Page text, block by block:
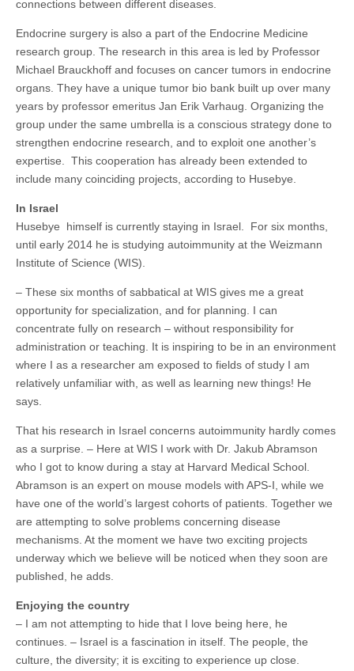
connections between different diseases.
Endocrine surgery is also a part of the Endocrine Medicine
research group. The research in this area is led by Professor
Michael Brauckhoff and focuses on cancer tumors in endocrine
organs. They have a unique tumor bio bank built up over many
years by professor emeritus Jan Erik Varhaug. Organizing the
group under the same umbrella is a conscious strategy done to
strengthen endocrine research, and to exploit one another’s
expertise. This cooperation has already been extended to
include many coinciding projects, according to Husebye.
In Israel
Husebye himself is currently staying in Israel. For six months,
until early 2014 he is studying autoimmunity at the Weizmann
Institute of Science (WIS).
– These six months of sabbatical at WIS gives me a great
opportunity for specialization, and for planning. I can
concentrate fully on research – without responsibility for
administration or teaching. It is inspiring to be in an environment
where I as a researcher am exposed to fields of study I am
relatively unfamiliar with, as well as learning new things! He
says.
That his research in Israel concerns autoimmunity hardly comes
as a surprise. – Here at WIS I work with Dr. Jakub Abramson
who I got to know during a stay at Harvard Medical School.
Abramson is an expert on mouse models with APS-I, while we
have one of the world’s largest cohorts of patients. Together we
are attempting to solve problems concerning disease
mechanisms. At the moment we have two exciting projects
underway which we believe will be noticed when they soon are
published, he adds.
Enjoying the country
– I am not attempting to hide that I love being here, he
continues. – Israel is a fascination in itself. The people, the
culture, the diversity; it is exciting to experience up close.